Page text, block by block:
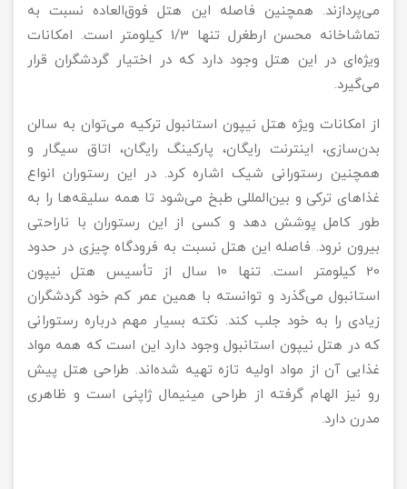
می‌پردازند. همچنین فاصله این هتل فوق‌العاده نسبت به
تماشاخانه محسن ارطغرل تنها 1/3 کیلومتر است. امکانات
ویژه‌ای در این هتل وجود دارد که در اختیار گردشگران قرار
می‌گیرد.
از امکانات ویژه هتل نیپون استانبول ترکیه می‌توان به سالن
بدن‌سازی، اینترنت رایگان، پارکینگ رایگان، اتاق سیگار و
همچنین رستورانی شیک اشاره کرد. در این رستوران انواع
غذاهای ترکی و بین‌المللی طبخ می‌شود تا همه سلیقه‌ها را به
طور کامل پوشش دهد و کسی از این رستوران با ناراحتی
بیرون نرود. فاصله این هتل نسبت به فرودگاه چیزی در حدود
20 کیلومتر است. تنها 10 سال از تأسیس هتل نیپون
استانبول می‌گذرد و توانسته با همین عمر کم خود گردشگران
زیادی را به خود جلب کند. نکته بسیار مهم درباره رستورانی
که در هتل نیپون استانبول وجود دارد این است که همه مواد
غذایی آن از مواد اولیه تازه تهیه شده‌اند. طراحی هتل پیش
رو نیز الهام گرفته از طراحی مینیمال ژاپنی است و ظاهری
مدرن دارد.